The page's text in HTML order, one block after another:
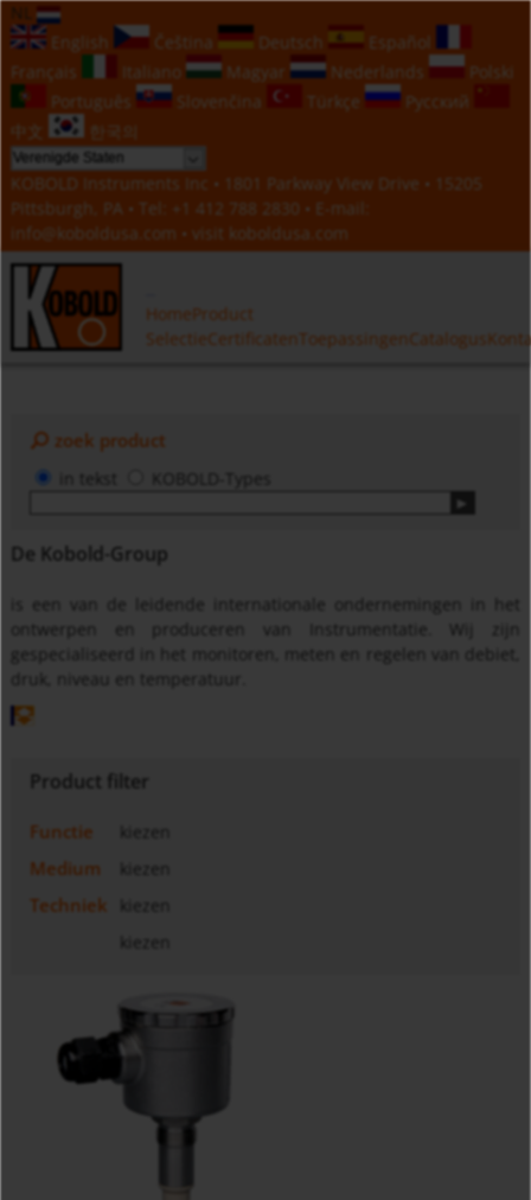
NL
English
Čeština Deutsch
Español
Français
Italiano Magyar Nederlands
Polski
Português
Slovenčina Türkçe
Русский
中文
한국의
KOBOLD Instruments Inc • 1801 Parkway View Drive • 15205
Pittsburgh, PA • Tel:
+1 412 788 2830 • E-mail:
info@koboldusa.com • visit koboldusa.com
HomeProduct
SelectieCertificaten Toepassingen Catalogus
zoek product
in tekst KOBOLD-Types
De Kobold-Group
is een van de leidende internationale ondernemingen in het
ontwerpen en produceren van Instrumentatie. Wij zijn
gespecialiseerd in het monitoren, meten en regelen van debiet,
druk, niveau en temperatuur.
Product filter
Functie kiezen
Medium kiezen
Techniek
kiezen
kiezen